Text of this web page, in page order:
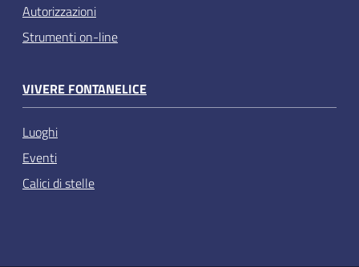
Autorizzazioni
Strumenti on-line
VIVERE FONTANELICE
Luoghi
Eventi
Calici di stelle